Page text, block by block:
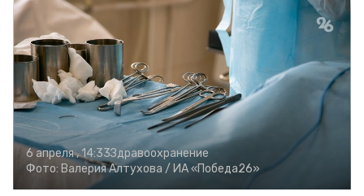
6 апреля , 14:33Здравоохранение
Фото: Валерия Алтухова / ИА «Победа26»